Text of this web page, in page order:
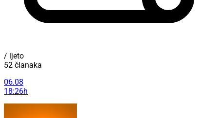
/ ljeto
52 članaka
06.08
18:26h